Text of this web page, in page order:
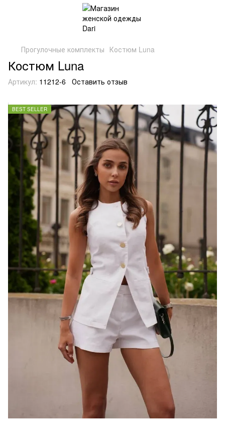
Прогулочные комплекты Костюм Luna
Костюм Luna
Артикул: 11212-6 Оставить отзыв
BEST SELLER